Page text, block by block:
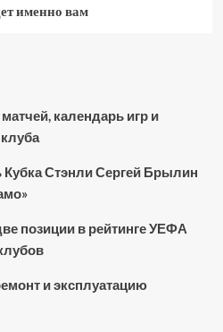
именно вам
календарь игр и
Стэнли Сергей Брылин
позиции в рейтинге УЕФА
и эксплуатацию